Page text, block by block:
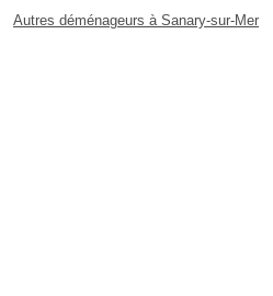
Autres déménageurs à Sanary-sur-Mer